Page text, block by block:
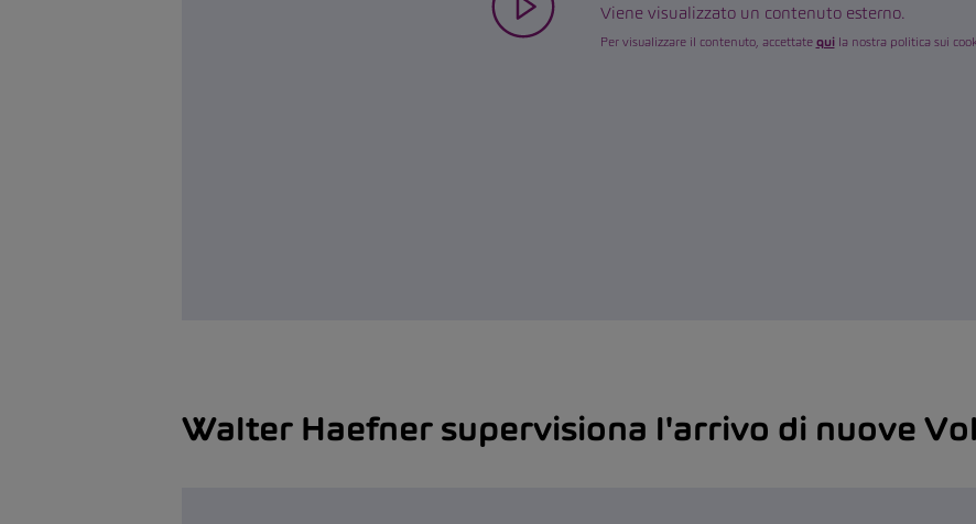
Viene visualizzato un contenuto esterno.
Per visualizzare il contenuto, accettate quila nostra politica sui
Walter Haefner supervisiona l'arrivo di nuove